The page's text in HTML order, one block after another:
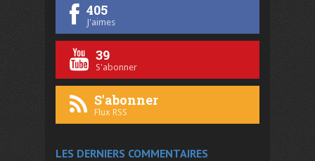
405
J'aimes
39
S'abonner
S'abonner
Flux RSS
LES DERNIERS COMMENTAIRES